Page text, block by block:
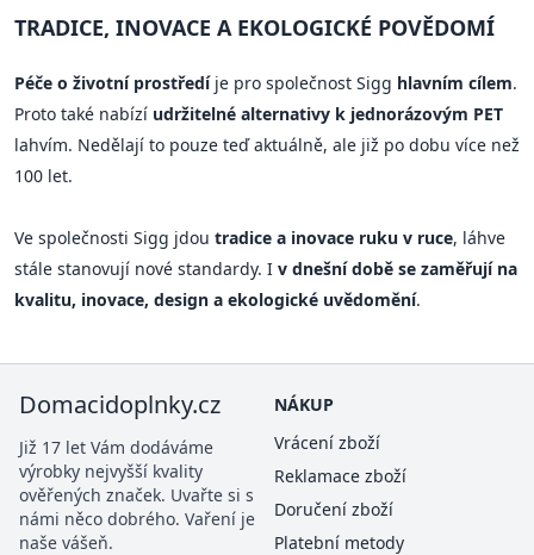
TRADICE, INOVACE A EKOLOGICKÉ POVĚDOMÍ
Péče o životní prostředíje pro společnost Sigg hlavním cílem.
Proto také nabízí udržitelné alternativy k jednorázovým PET
lahvím. Nedělají to pouze teď aktuálně, ale již po dobu více než
100 let.
Ve společnosti Sigg jdou tradice a inovace ruku v ruce, láhve
stále stanovují nové standardy. I v dnešní době se zaměřují na
kvalitu, inovace, design a ekologické uvědomění.
Domacidoplnky.cz
Již 17 let Vám dodáváme
výrobky nejvyšší kvality
ověřených značek. Uvařte si s
námi něco dobrého. Vaření je
naše vášeň.
NÁKUP
Vrácení zboží
Reklamace zboží
Doručení zboží
Platební metody